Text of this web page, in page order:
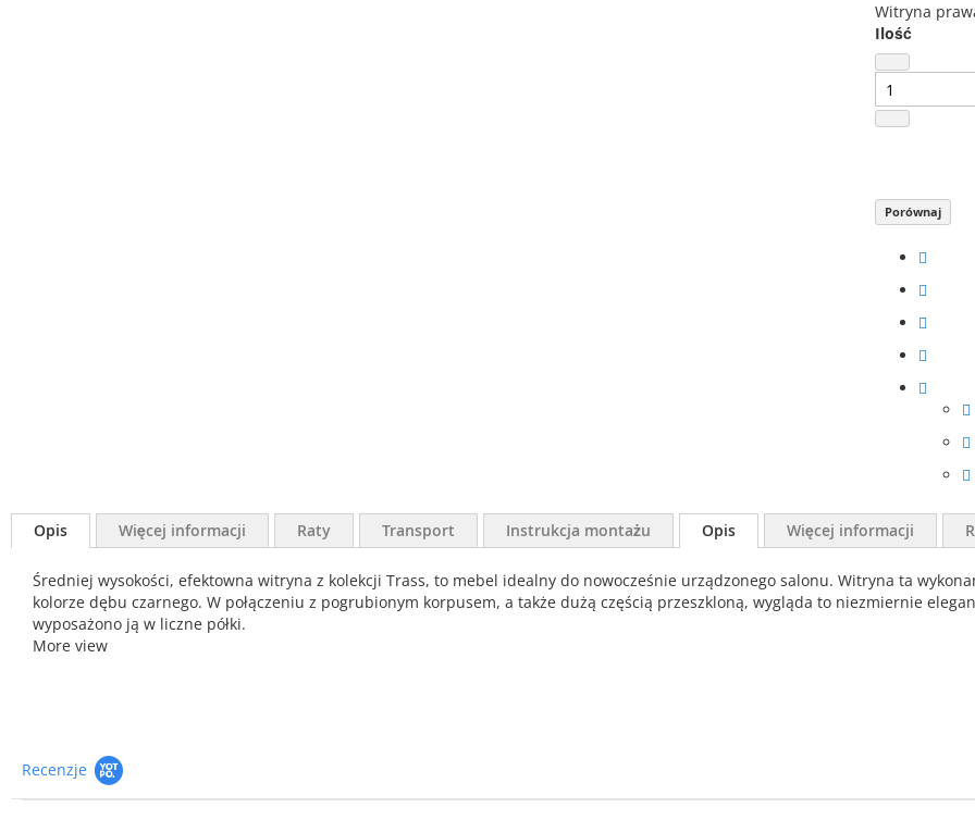
Witryna
Ilość
Porównaj
Opis Więcej informacji Raty Transport Instrukcja montażu Opis
Średniej wysokości, efektowna witryna z kolekcji Trass, to mebel idealny do nowocześnie urządzonego salonu. Witryna ta
kolorze dębu czarnego. W połączeniu z pogrubionym korpusem, a także dużą częścią przeszkloną, wygląda to niezmiernie
wyposażono ją w liczne półki.
More view
Więcej informacji
Recenzje